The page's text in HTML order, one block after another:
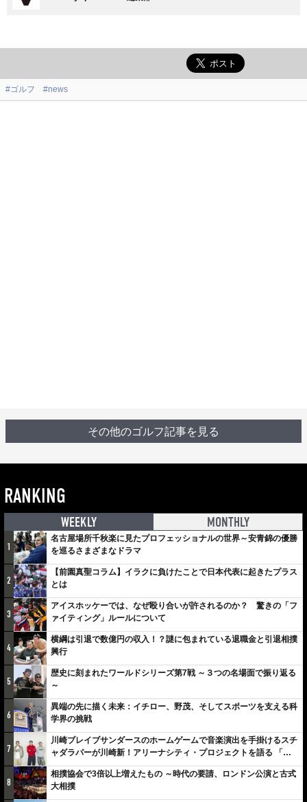
#ゴルフ #news
その他のゴルフ記事を見る
RANKING
WEEKLY MONTHLY
1
名古屋場所千秋楽に見たプロフェッショナルの世界～安青錦の優勝
を巡るさまざまなドラマ
2
【前園真聖コラム】イラクに負けたことで日本代表に起きたプラス
とは
3
アイスホッケーでは、なぜ殴り合いが許されるのか？ 驚きの「フ
ァイティング」ルールについて
4
横綱は引退で数億円の収入！？謎に包まれている退職金と引退相撲
興行
5
歴史に刻まれたワールドシリーズ第7戦 ～３つの名場面で振り返る
～
6
異端の先に描く未来：イチロー、野茂、そしてスポーツを支える科
学界の挑戦
7
川崎ブレイブサンダースのホームゲームで音楽演出を手掛けるスチ
ャダラパーが川崎新！アリーナシティ・プロジェクトを語る 「楽
しみでしかないでしょ。川崎は、ずっと成長曲線だから」
8
相撲協会で3倍以上増えたもの ～時代の要請、ロンドン公演と古式
大相撲